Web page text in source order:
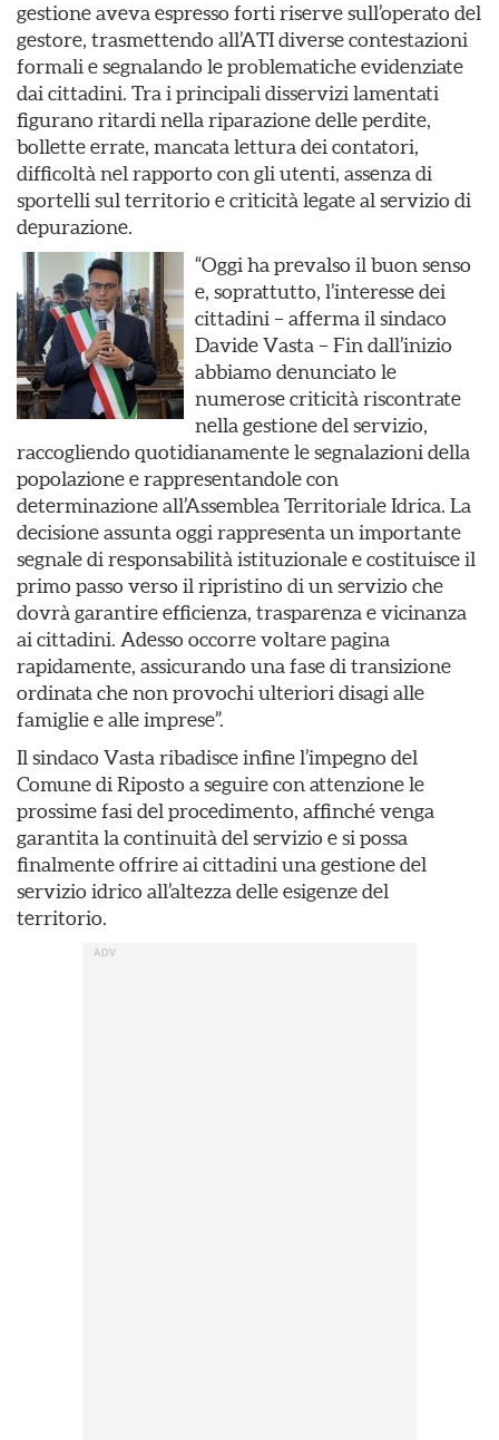
gestione aveva espresso forti riserve sull’operato del
gestore, trasmettendo all’ATI diverse contestazioni
formali e segnalando le problematiche evidenziate
dai cittadini. Tra i principali disservizi lamentati
figurano ritardi nella riparazione delle perdite,
bollette errate, mancata lettura dei contatori,
difficoltà nel rapporto con gli utenti, assenza di
sportelli sul territorio e criticità legate al servizio di
depurazione.
“Oggi ha prevalso il buon senso
e, soprattutto, l’interesse dei
cittadini – afferma il sindaco
Davide Vasta – Fin dall’inizio
abbiamo denunciato le
numerose criticità riscontrate
nella gestione del servizio,
raccogliendo quotidianamente le segnalazioni della
popolazione e rappresentandole con
determinazione all’Assemblea Territoriale Idrica. La
decisione assunta oggi rappresenta un importante
segnale di responsabilità istituzionale e costituisce il
primo passo verso il ripristino di un servizio che
dovrà garantire efficienza, trasparenza e vicinanza
ai cittadini. Adesso occorre voltare pagina
rapidamente, assicurando una fase di transizione
ordinata che non provochi ulteriori disagi alle
famiglie e alle imprese”.
Il sindaco Vasta ribadisce infine l’impegno del
Comune di Riposto a seguire con attenzione le
prossime fasi del procedimento, affinché venga
garantita la continuità del servizio e si possa
finalmente offrire ai cittadini una gestione del
servizio idrico all’altezza delle esigenze del
territorio.